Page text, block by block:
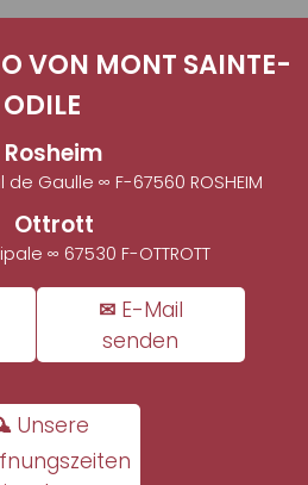
VON MONT SAINTE-
ODILE
Rosheim
Gaulle ∞ F-67560 ROSHEIM
Ottrott
∞ 67530 F-OTTROTT
✉ E-Mail
senden
Unsere